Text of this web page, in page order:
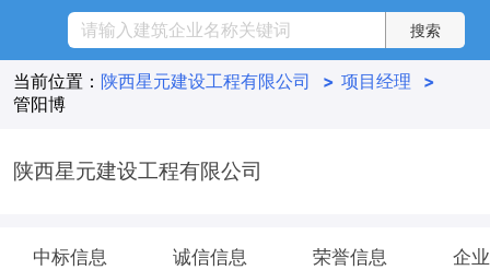
当前位置： 陕西星元建设工程有限公司 > 项目经理
>
管阳博
陕西星元建设工程有限公司
中标信息 诚信信息 荣誉信息 企